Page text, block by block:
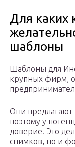
Для каких
шаблоны
Шаблоны для
крупных фирм,
Они предлагают
поэтому у
доверие. Это
снимков, но и